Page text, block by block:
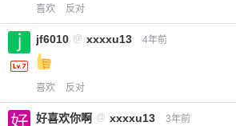
喜欢 反对
jf6010 @ xxxxu13 4年前
喜欢 反对
好喜欢你啊 @ xxxxu13 3年前